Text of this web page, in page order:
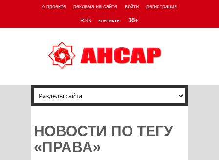
о проекте реклама на сайте войти регистрация
RSS контакты 18+
НОВОСТИ ПО ТЕГУ
«ПРАВА»